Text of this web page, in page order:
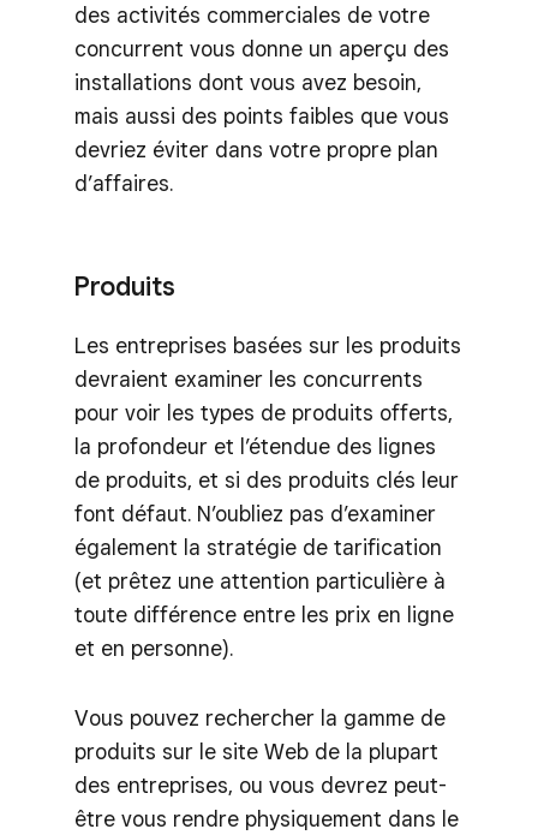
des activités commerciales de votre
concurrent vous donne un aperçu des
installations dont vous avez besoin,
mais aussi des points faibles que vous
devriez éviter dans votre propre plan
d’affaires.
Produits
Les entreprises basées sur les produits
devraient examiner les concurrents
pour voir les types de produits offerts,
la profondeur et l’étendue des lignes
de produits, et si des produits clés leur
font défaut. N’oubliez pas d’examiner
également la stratégie de tarification
(et prêtez une attention particulière à
toute différence entre les prix en ligne
et en personne).
Vous pouvez rechercher la gamme de
produits sur le site Web de la plupart
des entreprises, ou vous devrez peut-
être vous rendre physiquement dans le